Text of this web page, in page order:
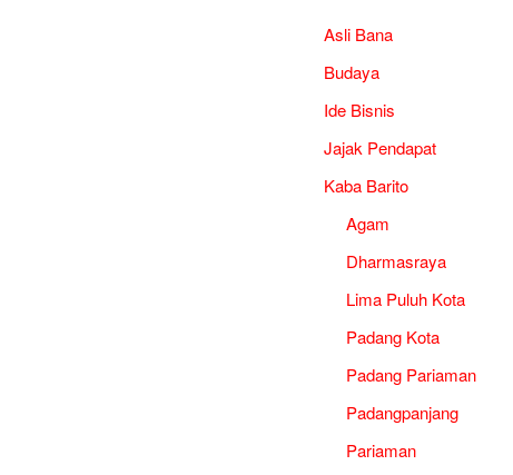
Asli Bana
Budaya
Ide Bisnis
Jajak Pendapat
Kaba Barito
Agam
Dharmasraya
Lima Puluh Kota
Padang Kota
Padang Pariaman
Padangpanjang
Pariaman